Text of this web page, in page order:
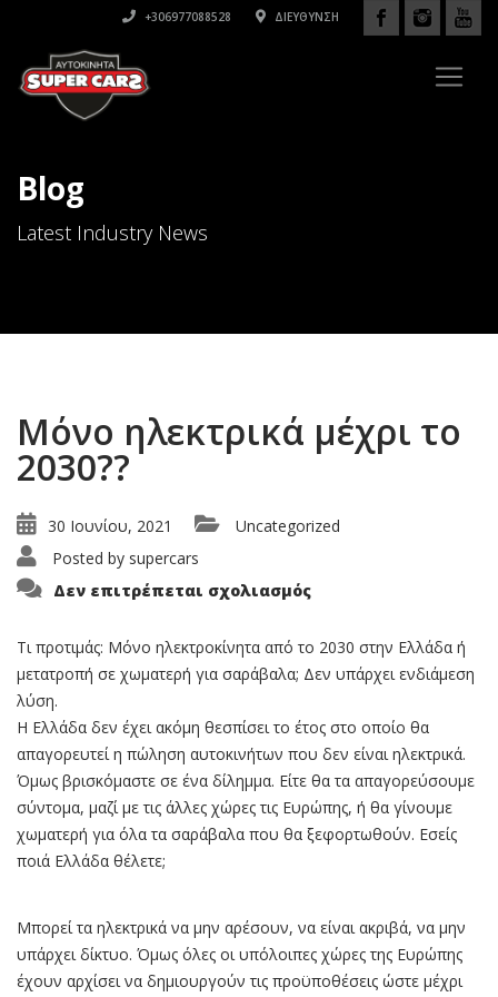
+306977088528 ΔΙΕΎΘΥΝΣΗ
Blog
Latest Industry News
Μόνο ηλεκτρικά μέχρι το
2030??
30 Ιουνίου, 2021
Uncategorized
Posted by supercars
Δεν επιτρέπεται σχολιασμόςστο
Μόνο
το
2030??
Τι προτιμάς: Μόνο ηλεκτροκίνητα από το 2030 στην Ελλάδα ή
μετατροπή σε χωματερή για σαράβαλα; Δεν υπάρχει ενδιάμεση
λύση.
H Ελλάδα δεν έχει ακόμη θεσπίσει το έτος στο οποίο θα
απαγορευτεί η πώληση αυτοκινήτων που δεν είναι ηλεκτρικά.
Όμως βρισκόμαστε σε ένα δίλημμα. Είτε θα τα απαγορεύσουμε
σύντομα, μαζί με τις άλλες χώρες τις Ευρώπης, ή θα γίνουμε
χωματερή για όλα τα σαράβαλα που θα ξεφορτωθούν. Εσείς
ποιά Ελλάδα θέλετε;
Μπορεί τα ηλεκτρικά να μην αρέσουν, να είναι ακριβά, να μην
υπάρχει δίκτυο. Όμως όλες οι υπόλοιπες χώρες της Ευρώπης
έχουν αρχίσει να δημιουργούν τις προϋποθέσεις ώστε μέχρι